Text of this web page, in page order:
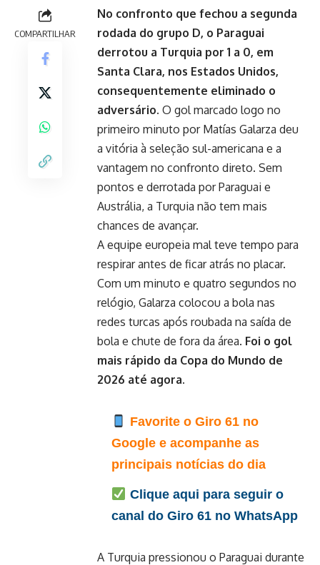
COMPARTILHAR
No confronto que fechou a segunda
rodada do grupo D, o Paraguai
derrotou a Turquia por 1 a 0, em
Santa Clara, nos Estados Unidos,
consequentemente eliminado o
adversário. O gol marcado logo no
primeiro minuto por Matías Galarza deu
a vitória à seleção sul-americana e a
vantagem no confronto direto. Sem
pontos e derrotada por Paraguai e
Austrália, a Turquia não tem mais
chances de avançar.
A equipe europeia mal teve tempo para
respirar antes de ficar atrás no placar.
Com um minuto e quatro segundos no
relógio, Galarza colocou a bola nas
redes turcas após roubada na saída de
bola e chute de fora da área. Foi o gol
mais rápido da Copa do Mundo de
2026 até agora.
Favorite o Giro 61 no
Google e acompanhe as
principais notícias do dia
Clique aqui para seguir o
canal do Giro 61 no WhatsApp
A Turquia pressionou o Paraguai durante